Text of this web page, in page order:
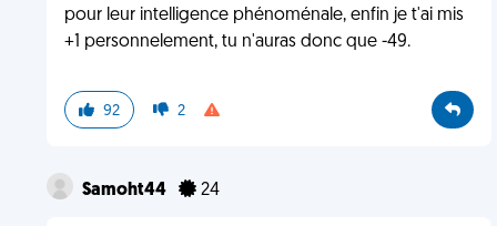
pour leur intelligence phénoménale, enfin je t'ai mis
+1 personnelement, tu n'auras donc que -49.
92 2
Samoht44 24